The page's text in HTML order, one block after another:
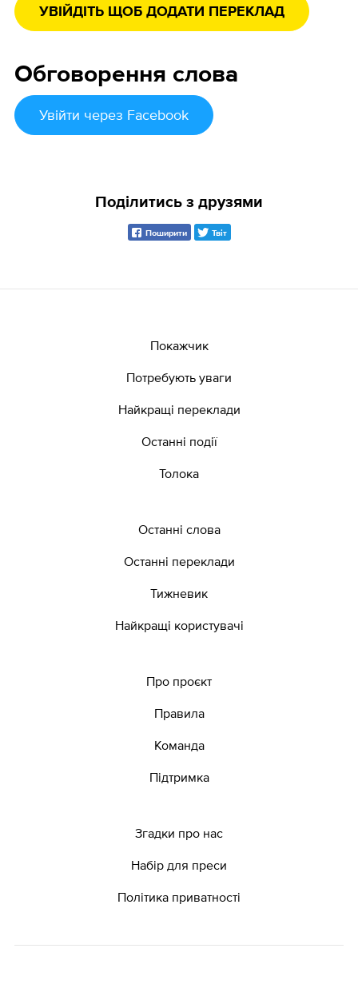
УВІЙДІТЬ ЩОБ ДОДАТИ ПЕРЕКЛАД
Обговорення слова
Увійти через Facebook
Поділитись з друзями
Поширити Твіт
Покажчик
Потребують уваги
Найкращі переклади
Останні події
Толока
Останні слова
Останні переклади
Тижневик
Найкращі користувачі
Про проєкт
Правила
Команда
Підтримка
Згадки про нас
Набір для преси
Політика приватності